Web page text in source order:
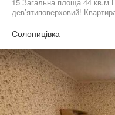
девʼятиповерховий!
звертайтеся за телефоном!
Солоницівка